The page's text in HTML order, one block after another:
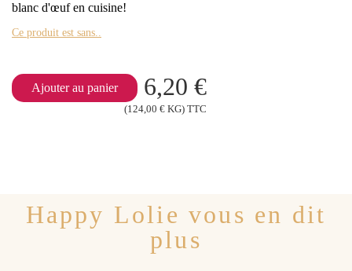
blanc d'œuf en cuisine!
Ce produit est sans..
Ajouter au panier 6,20 €
(124,00 € KG) TTC
Happy Lolie vous en dit
plus